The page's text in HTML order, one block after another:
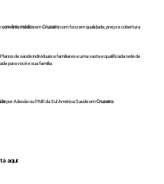
convênio médicoemCruzeirocom foco em qualidade, preço e cobertura
Planos de saúde individuais e familiares e uma vasta e qualificada rede de
para você e sua família.
por Adesão ou PME da Sul América Saúde emCruzeiro.
aqui: